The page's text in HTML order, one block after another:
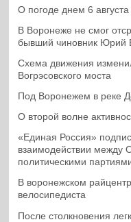
О погоде днем 6
В Воронеже не смог
бывший чиновник Юрий
Схема движения
Вогрэсовского моста
Под Воронежем в реке
О второй волне
«Единая Россия»
взаимодействии между
политическими
В воронежском
велосипедиста
После столкновения